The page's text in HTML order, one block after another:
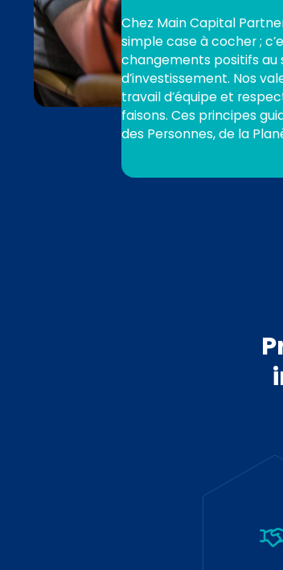
Chez Main Capital
simple case à cocher ;
changements positifs au
d’investissement. Nos
travail d’équipe et
faisons. Ces principes
des Personnes, de la